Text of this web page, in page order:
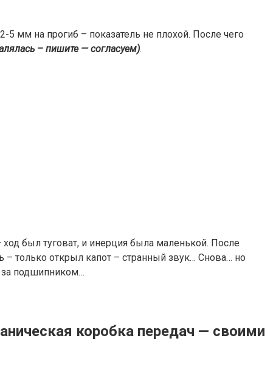
5 мм на прогиб – показатель не плохой. После чего
– пишите — согласуем).
был туговат, и инерция была маленькой. После
только открыл капот – странный звук… Снова… но
подшипником…
коробка передач — своими